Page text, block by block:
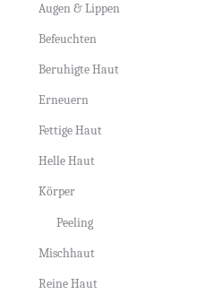
Augen & Lippen
Befeuchten
Beruhigte Haut
Erneuern
Fettige Haut
Helle Haut
Körper
Peeling
Mischhaut
Reine Haut